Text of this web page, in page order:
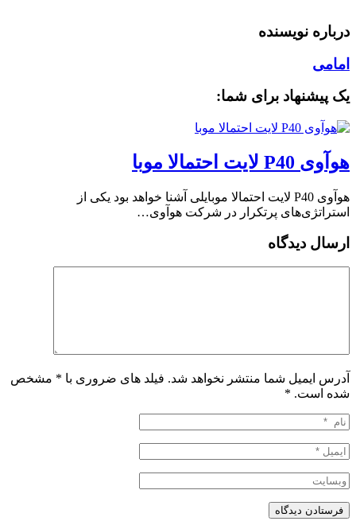
درباره نویسنده
امامی
یک پیشنهاد برای شما:
هوآوی P40 لایت احتمالا موبا
هوآوی P40 لایت احتمالا موبایلی آشنا خواهد بود یکی از
استراتژی‌های پرتکرار در شرکت هوآوی…
ارسال دیدگاه
آدرس ایمیل شما منتشر نخواهد شد. فیلد های ضروری با * مشخص
شده است. *